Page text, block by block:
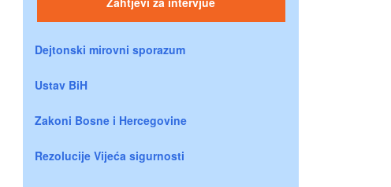
Dejtonski mirovni sporazum
Ustav BiH
Zakoni Bosne i Hercegovine
Rezolucije Vijeća sigurnosti